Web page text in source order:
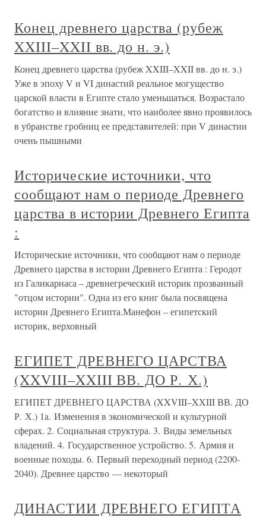
Конец древнего царства (рубеж
XXIII–XXII вв. до н. э.)
Конец древнего царства (рубеж XXIII–XXII вв. до н. э.)
Уже в эпоху V и VI династий реальное могущество
царской власти в Египте стало уменьшаться. Возрастало
богатство и влияние знати, что наиболее явно проявилось
в убранстве гробниц ее представителей: при V династии
очень пышными
Исторические источники, что
сообщают нам о периоде Древнего
царства в истории Древнего Египта
:
Исторические источники, что сообщают нам о периоде
Древнего царства в истории Древнего Египта : Геродот
из Галикарнаса – древнегреческий историк прозванный
"отцом истории". Одна из его книг была посвящена
истории Древнего Египта.Манефон – египетский
историк, верховный
ЕГИПЕТ ДРЕВНЕГО ЦАРСТВА
(XXVIII–XXIII ВВ. ДО Р. Х.)
ЕГИПЕТ ДРЕВНЕГО ЦАРСТВА (XXVIII–XXIII ВВ. ДО
Р. Х.) 1a. Изменения в экономической и культурной
сферах. 2. Социальная структура. 3. Виды земельных
владений. 4. Государственное устройство. 5. Армия и
военные походы. 6. Первый переходный период (2200-
2040). Древнее царство — некоторый
ДИНАСТИИ ДРЕВНЕГО ЕГИПТА